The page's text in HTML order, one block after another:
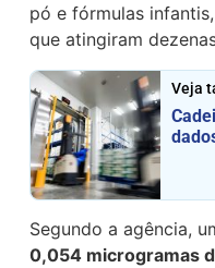
pó e fórmulas
que atingiram
Veja
Segundo a agência,
0,054 microgramas